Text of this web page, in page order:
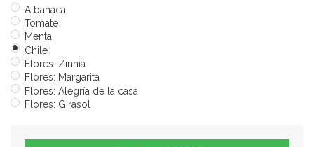
Albahaca
Tomate
Menta
Chile
Flores: Zinnia
Flores: Margarita
Flores: Alegría de la casa
Flores: Girasol